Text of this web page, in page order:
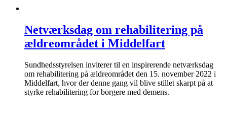
Netværksdag om rehabilitering på
ældreområdet i Middelfart
Sundhedsstyrelsen inviterer til en inspirerende netværksdag
om rehabilitering på ældreområdet den 15. november 2022 i
Middelfart, hvor der denne gang vil blive stillet skarpt på at
styrke rehabilitering for borgere med demens.